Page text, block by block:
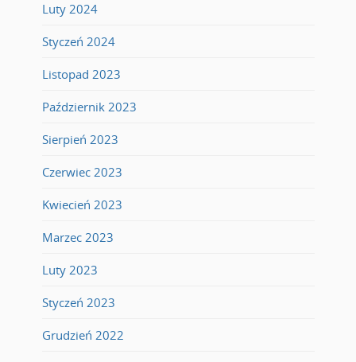
Luty 2024
Styczeń 2024
Listopad 2023
Październik 2023
Sierpień 2023
Czerwiec 2023
Kwiecień 2023
Marzec 2023
Luty 2023
Styczeń 2023
Grudzień 2022